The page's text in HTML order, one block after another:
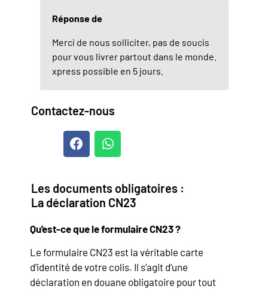
Réponse de
Merci de nous solliciter, pas de soucis
pour vous livrer partout dans le monde.
xpress possible en 5 jours.
Contactez-nous
Les documents obligatoires :
La déclaration CN23
Qu’est-ce que le formulaire CN23 ?
Le formulaire CN23 est la véritable carte
d’identité de votre colis. Il s’agit d’une
déclaration en douane obligatoire pour tout